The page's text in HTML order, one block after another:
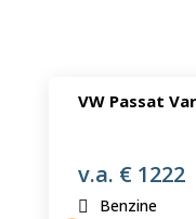
VW Passat
v.a. € 1222
Benzine